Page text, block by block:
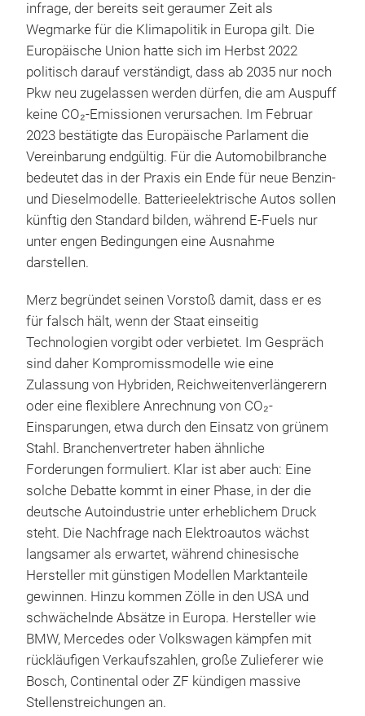
infrage, der bereits seit geraumer Zeit als
Wegmarke für die Klimapolitik in Europa gilt. Die
Europäische Union hatte sich im Herbst 2022
politisch darauf verständigt, dass ab 2035 nur noch
Pkw neu zugelassen werden dürfen, die am Auspuff
keine CO₂-Emissionen verursachen. Im Februar
2023 bestätigte das Europäische Parlament die
Vereinbarung endgültig. Für die Automobilbranche
bedeutet das in der Praxis ein Ende für neue Benzin-
und Dieselmodelle. Batterieelektrische Autos sollen
künftig den Standard bilden, während E-Fuels nur
unter engen Bedingungen eine Ausnahme
darstellen.
Merz begründet seinen Vorstoß damit, dass er es
für falsch hält, wenn der Staat einseitig
Technologien vorgibt oder verbietet. Im Gespräch
sind daher Kompromissmodelle wie eine
Zulassung von Hybriden, Reichweitenverlängerern
oder eine flexiblere Anrechnung von CO₂-
Einsparungen, etwa durch den Einsatz von grünem
Stahl. Branchenvertreter haben ähnliche
Forderungen formuliert. Klar ist aber auch: Eine
solche Debatte kommt in einer Phase, in der die
deutsche Autoindustrie unter erheblichem Druck
steht. Die Nachfrage nach Elektroautos wächst
langsamer als erwartet, während chinesische
Hersteller mit günstigen Modellen Marktanteile
gewinnen. Hinzu kommen Zölle in den USA und
schwächelnde Absätze in Europa. Hersteller wie
BMW, Mercedes oder Volkswagen kämpfen mit
rückläufigen Verkaufszahlen, große Zulieferer wie
Bosch, Continental oder ZF kündigen massive
Stellenstreichungen an.